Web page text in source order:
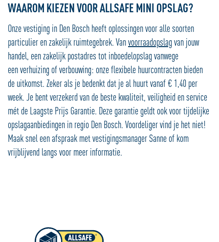
WAAROM KIEZEN VOOR ALLSAFE MINI OPSLAG?
Onze vestiging in Den Bosch heeft oplossingen voor alle soorten
particulier en zakelijk ruimtegebrek. Vanvoorraadopslag van jouw
handel, een zakelijk postadres tot inboedelopslag vanwege
een verhuizing of verbouwing: onze flexibele huurcontracten bieden
de uitkomst. Zeker als je bedenkt dat je al huurt vanaf € 1,40 per
week. Je bent verzekerd van de beste kwaliteit, veiligheid en service
mét de Laagste Prijs Garantie. Deze garantie geldt ook voor tijdelijke
opslagaanbiedingen in regio Den Bosch. Voordeliger vind je het niet!
Maak snel een afspraak met vestigingsmanager Sanne of kom
vrijblijvend langs voor meer informatie.